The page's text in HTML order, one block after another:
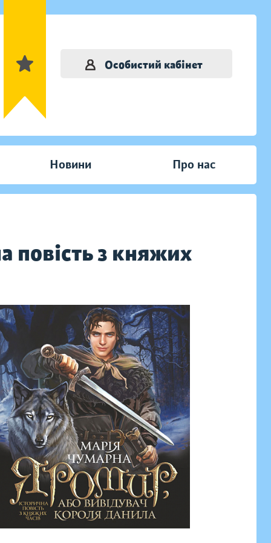
Особистий кабінет
Новини Про нас
повість з княжих